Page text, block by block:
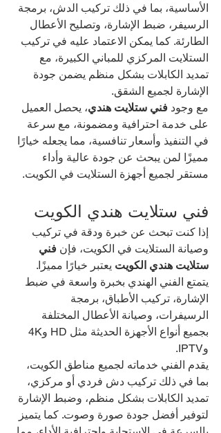
الأساسية، بما في ذلك تركيب الدش، برمجة
الرسيفر، ضبط الإشارة، وتصليح الأعطال
الطارئة. كما يمكن الاعتماد عليه في تركيب
الستلايت المركزي للمباني الكبيرة، مع
تمديد الكابلات بشكل منظم يضمن جودة
الإشارة لجميع الشقق.
مع وجود فني ستلايت هندي، يحصل العميل
على خدمة احترافية ومضمونة، مع سرعة
في التنفيذ وأسعار تنافسية، مما يجعله خيارًا
مميزًا لمن يبحث عن جودة عالية وأداء
مستقر لجميع أجهزة الستلايت في الكويت.
فني ستلايت هندي الكويت
إذا كنت تبحث عن خبرة ودقة في تركيب
وصيانة الستلايت في الكويت، فإن فني
ستلايت هندي الكويت يعتبر خيارًا مميزًا.
يتمتع الفني الهندي بخبرة واسعة في ضبط
الإشارة، تركيب الأطباق، برمجة
الرسيفرات، وصيانة الأعطال المختلفة
وIPTV.
يقدم الفني خدماته لجميع مناطق الكويت،
بما في ذلك تركيب دش فردي أو مركزي،
تمديد الكابلات بشكل منظم، وضبط الإشارة
لتوفير أفضل جودة صورة وصوت. كما يتميز